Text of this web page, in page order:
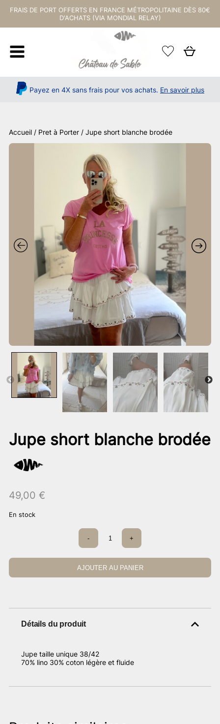
FRAIS DE PORT OFFERTS EN FRANCE MÉTROPOLITAINE DÈS 80€
D'ACHATS (VIA MONDIAL RELAY)
Payez en 4X sans frais pour vos achats. En savoir plus
Accueil / Pret à Porter / Jupe short blanche brodée
Jupe short blanche brodée
49,00 €
En stock
quantité
Jupe
short
blanche
- +
AJOUTER AU PANIER
Détails du produit
Jupe taille unique 38/42
70% lino 30% coton légère et fluide